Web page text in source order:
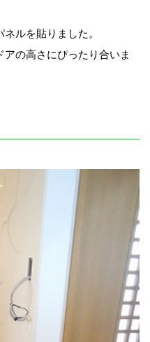
ルを貼りました。
の高さにぴったり合いま